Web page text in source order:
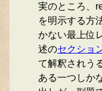
実のところ、
を明示する方
かない最上位
述のセクショ
て解釈されう
ある一つしか